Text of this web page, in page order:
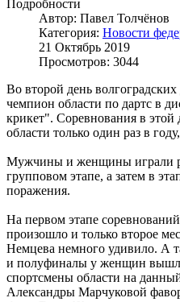
Подробности
Автор: Павел Толчёнов
Категория: Новости
21 Октябрь 2019
Просмотров: 3044
Во второй день
чемпион области по дартс в
крикет". Соревнования в этой
области только один раз в
Мужчины и женщины играли
групповом этапе, а затем в
поражения.
На первом этапе
произошло и только второе
Немцева немного удивило. А
и полуфиналы у женщин
спортсмены области на
Александры Марчуковой